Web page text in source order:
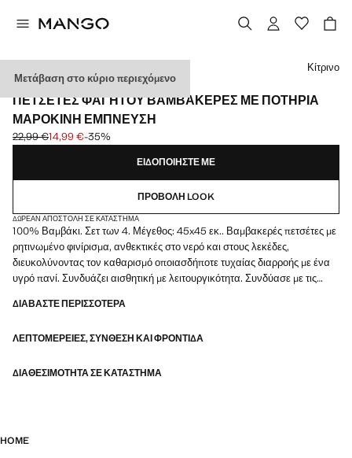
Μετάβαση στο κύριο περιεχόμενο
MADE IN SPAIN / 4 PACK
ΠΕΤΣΈΤΕΣ ΦΑΓΗΤΟΎ ΒΑΜΒΑΚΕΡΈΣ ΜΕ ΠΟΤΉΡΙΑ
ΜΑΡΟΚΙΝΉ ΈΜΠΝΕΥΣΗ
Αρχική τιμή με διαγραφή [22,99 € ]
22,99 €
Ισχύουσα τιμή [14,99 € ]
14,99 €-35%
Διάλεξε χρώμα
Κίτρινο
ΕΙΔΟΠΟΙΉΣΤΕ ΜΕ
ΠΡΟΒΟΛΉ LOOK
ΔΩΡΕΆΝ ΑΠΟΣΤΟΛΉ ΣΕ ΚΑΤΆΣΤΗΜΑ
100% Βαμβάκι. Σετ των 4. Μέγεθος: 45x45 εκ.. Βαμβακερές πετσέτες με
ρητινωμένο φινίρισμα, ανθεκτικές στο νερό και στους λεκέδες,
διευκολύνοντας τον καθαρισμό οποιασδήποτε τυχαίας διαρροής με ένα
υγρό πανί. Συνδυάζει αισθητική με λειτουργικότητα. Συνδύασε με τις
Κατασκευασμένο στην Ισπανία. Προϊόν σε έκπτωση
ΔΙΑΒΆΣΤΕ ΠΕΡΙΣΣΌΤΕΡΑ
ΛΕΠΤΟΜΈΡΕΙΕΣ, ΣΎΝΘΕΣΗ ΚΑΙ ΦΡΟΝΤΊΔΑ
ΔΙΑΘΕΣΙΜΌΤΗΤΑ ΣΕ ΚΑΤΆΣΤΗΜΑ
HOME